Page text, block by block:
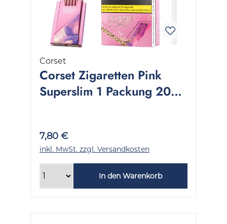
Corset
Corset Zigaretten Pink
Superslim 1 Packung 20
7,80 €
inkl. MwSt. zzgl. Versandkosten
In den Warenkorb